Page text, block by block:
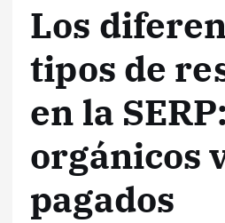
Los
tipos de
en la SERP:
orgánicos
pagados